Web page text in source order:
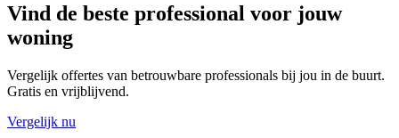
Vind de beste professional voor jouw
woning
Vergelijk offertes van betrouwbare professionals bij jou in de buurt.
Gratis en vrijblijvend.
Vergelijk nu